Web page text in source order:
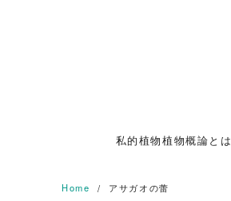
私的植物植物概論とは
Home アサガオの蕾